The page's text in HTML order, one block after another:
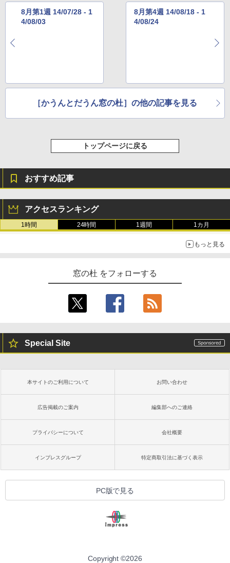
方 マニュアル AI副業にもコンテンツ作成
にもKindle出版にも！ 非エンジニアのた
めのAIコーディング入門シリーズ
ェクトリストと最新エミュレータ紹介
￥1,600
bデザイン入門講座［第2版］
Kindle Paperwhite シグニチャーエディ
ション (32GB) 7インチディスプレイ、明
Amazon Kindle Colorsoft | 16GBストレ
ージ、防水、7インチカラーディスプレ
￥39,980
11インチカラーディスプレイ、64GBスト
レージ、ノート機能搭載、明るさ自動調
整、色調調節ライト、プレミアムペン付
き、グラファイト
8月第1週 14/07/28 - 1
4/08/03
8月第4週 14/08/18 - 1
4/08/24
［かうんとだうん窓の杜］の他の記事を見る
トップページに戻る
おすすめ記事
アクセスランキング
1時間 24時間 1週間 1カ月
もっと見る
窓の杜 をフォローする
Special Site
本サイトのご利用について お問い合わせ
広告掲載のご案内 編集部へのご連絡
プライバシーについて 会社概要
インプレスグループ 特定商取引法に基づく表示
PC版で見る
Copyright ©2026